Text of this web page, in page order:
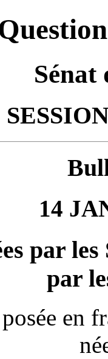
Sénat
14
par
par
en